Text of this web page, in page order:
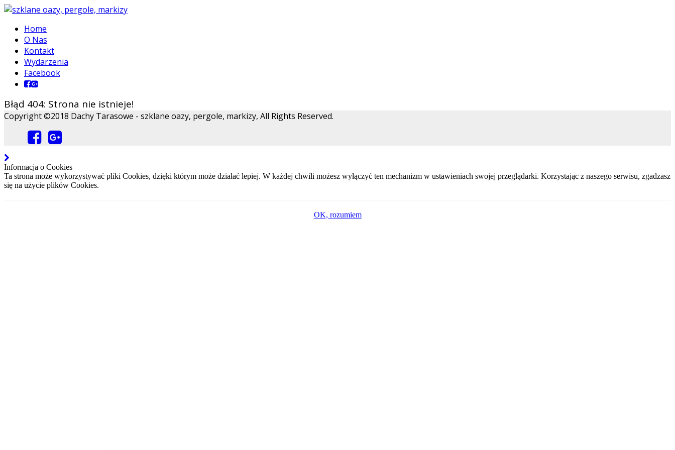
Home
O Nas
Kontakt
Wydarzenia
Facebook
Błąd 404: Strona nie istnieje!
Copyright ©2018 Dachy Tarasowe - szklane oazy, pergole, markizy, All Rights Reserved.
Informacja o Cookies
Ta strona może wykorzystywać pliki Cookies, dzięki którym może działać lepiej. W każdej chwili możesz wyłączyć ten mechanizm w ustawieniach swojej przeglądarki. Korzystając z naszego serwisu, zgadzasz
się na użycie plików Cookies.
OK, rozumiem